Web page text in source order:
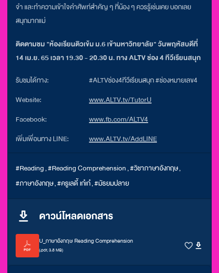
จำ และทำความเข้าใจคำศัพท์สำคัญ ๆ ที่น้อง ๆ ควรรู้เช่นเคย บอกเลย
สนุกมากแม่
ติดตามชม "ห้องเรียนติวเข้ม ม.6 เข้ามหาวิทยาลัย" วันพฤหัสบดีที่
14 เม.ย. 65 เวลา 19.30 - 20.30 น. ทาง ALTV ช่อง 4 ทีวีเรียนสนุก
รับชมได้ทาง:
#ALTVช่อง4ทีวีเรียนสนุก #ช่องหมายเลข4
Website:
www.ALTV.tv/TutorU
Facebook:
www.fb.com/ALTV4
เพิ่มเพื่อนทาง LINE:
www.ALTV.tv/AddLINE
#Reading,#Reading Comprehension,#วิชาภาษาอังกฤษ,
#ภาษาอังกฤษ,#ครูเลดี้ เก๋เก๋,#มัธยมปลาย
ดาวน์โหลดเอกสาร
U_ภาษาอังกฤษ Reading Comprehension
(.pdf, 3.8 MB)